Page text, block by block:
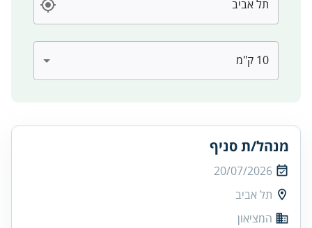
מנהל/ת סניף
20/07/2026
תל אביב
המציאון